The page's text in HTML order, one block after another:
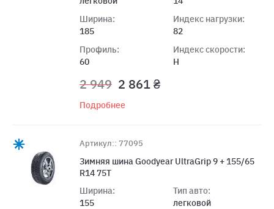
Ширина:
185
Профиль:
60
Индекс нагрузки:
82
Индекс скорости:
H
2 949 2 861 ₴
Подробнее
Артикул:: 77095
Зимняя шина Goodyear UltraGrip 9 + 155/65
R14 75T
Ширина:
155
Тип авто:
легковой